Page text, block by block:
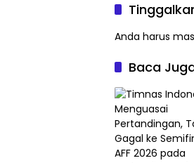
Anda harus
Baca